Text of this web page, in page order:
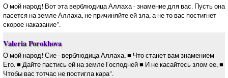
О мой народ! Вот эта верблюдица Аллаха - знамение для вас. Пусть она
пасется на земле Аллаха, не причиняйте ей зла, а не то вас постигнет
скорое наказание".
Valeria Porokhova
О мой народ! Сие - верблюдица Аллаха, ■ Что станет вам знамением
Его. ■ Дайте пастись ей на земле Господней ■ И не касайтесь злом ее, ■
Чтобы вас тотчас не постигла кара".